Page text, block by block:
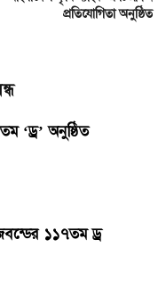
প্রতিযোগিতা অনুষ্ঠিত
‘ড্র’ অনুষ্ঠিত
১১৭তম ড্র